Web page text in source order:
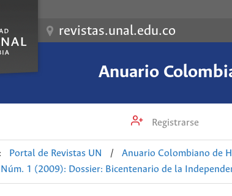
revistas.unal.edu.co
Anuario
Registrarse
Portal de Revistas UN / Anuario Colombiano de
1 (2009): Dossier: Bicentenario de la